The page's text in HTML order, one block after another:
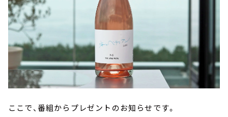
ここで、番組からプレゼントのお知らせです。